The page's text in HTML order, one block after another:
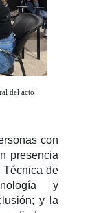
del acto
con
presencia
Técnica de
y
y la